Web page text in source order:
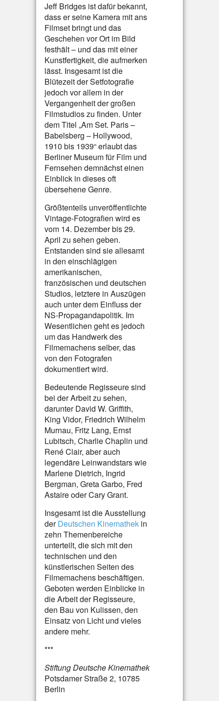
Jeff Bridges ist dafür bekannt,
dass er seine Kamera mit ans
Filmset bringt und das
Geschehen vor Ort im Bild
festhält – und das mit einer
Kunstfertigkeit, die aufmerken
lässt. Insgesamt ist die
Blütezeit der Setfotografie
jedoch vor allem in der
Vergangenheit der großen
Filmstudios zu finden. Unter
dem Titel „Am Set. Paris –
Babelsberg – Hollywood,
1910 bis 1939“ erlaubt das
Berliner Museum für Film und
Fernsehen demnächst einen
Einblick in dieses oft
übersehene Genre.
Größtenteils unveröffentlichte
Vintage-Fotografien wird es
vom 14. Dezember bis 29.
April zu sehen geben.
Entstanden sind sie allesamt
in den einschlägigen
amerikanischen,
französischen und deutschen
Studios, letztere in Auszügen
auch unter dem Einfluss der
NS-Propagandapolitik. Im
Wesentlichen geht es jedoch
um das Handwerk des
Filmemachens selber, das
von den Fotografen
dokumentiert wird.
Bedeutende Regisseure sind
bei der Arbeit zu sehen,
darunter David W. Griffith,
King Vidor, Friedrich Wilhelm
Murnau, Fritz Lang, Ernst
Lubitsch, Charlie Chaplin und
René Clair, aber auch
legendäre Leinwandstars wie
Marlene Dietrich, Ingrid
Bergman, Greta Garbo, Fred
Astaire oder Cary Grant.
Insgesamt ist die Ausstellung
derDeutschen Kinemathek in
zehn Themenbereiche
unterteilt, die sich mit den
technischen und den
künstlerischen Seiten des
Filmemachens beschäftigen.
Geboten werden Einblicke in
die Arbeit der Regisseure,
den Bau von Kulissen, den
Einsatz von Licht und vieles
andere mehr.
***
Stiftung Deutsche Kinemathek
Potsdamer Straße 2, 10785
Berlin